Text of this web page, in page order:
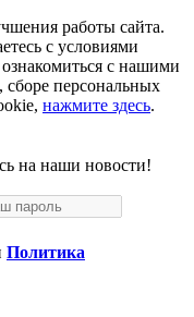
работы сайта.
с условиями
с нашими
персональных
нажмите здесь.
на наши новости!
Политика